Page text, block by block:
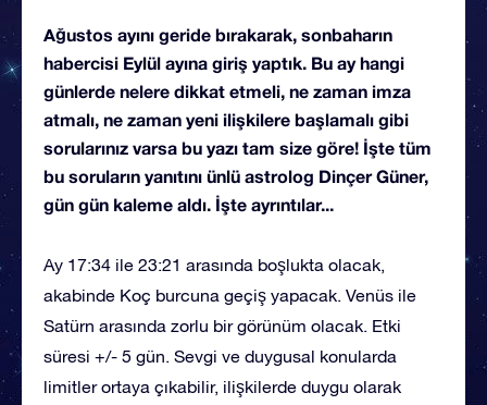
Ağustos ayını geride bırakarak, sonbaharın
habercisi Eylül ayına giriş yaptık. Bu ay hangi
günlerde nelere dikkat etmeli, ne zaman imza
atmalı, ne zaman yeni ilişkilere başlamalı gibi
sorularınız varsa bu yazı tam size göre! İşte tüm
bu soruların yanıtını ünlü astrolog Dinçer Güner,
gün gün kaleme aldı. İşte ayrıntılar...
Ay 17:34 ile 23:21 arasında boşlukta olacak,
akabinde Koç burcuna geçiş yapacak. Venüs ile
Satürn arasında zorlu bir görünüm olacak. Etki
süresi +/- 5 gün. Sevgi ve duygusal konularda
limitler ortaya çıkabilir, ilişkilerde duygu olarak